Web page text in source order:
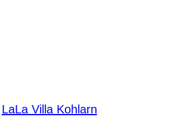
LaLa Villa Kohlarn